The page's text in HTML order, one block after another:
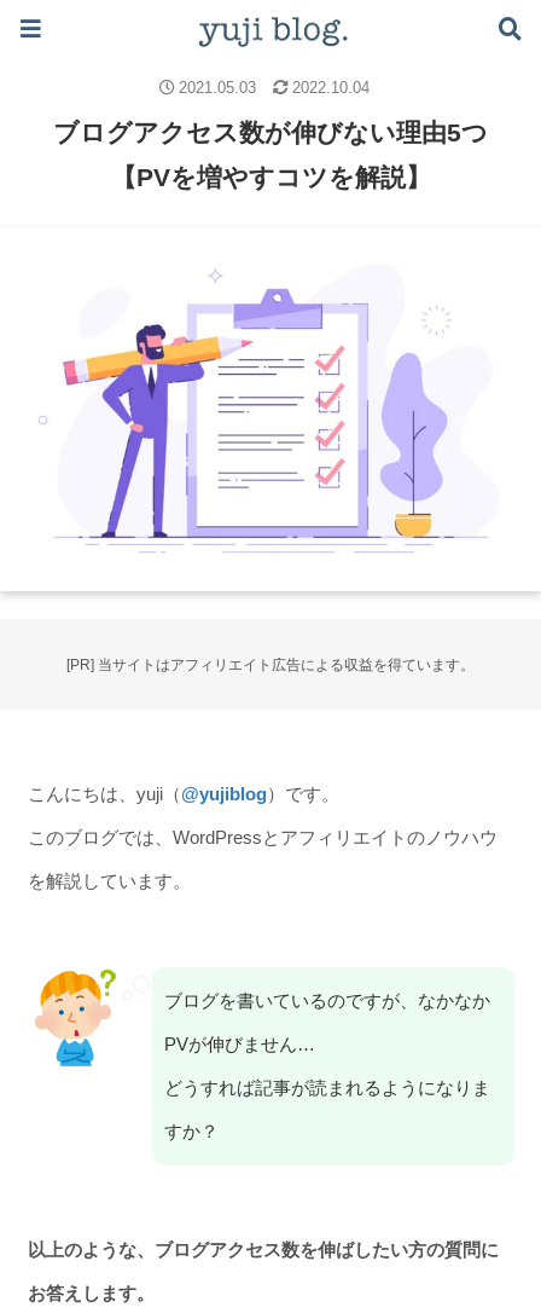
ブログの始め方 SEO
ブログアクセス数が伸びない理由5つ
【PVを増やすコツを解説】
2021.05.03 2022.10.04
[PR] 当サイトはアフィリエイト広告による収益を得ています。
こんにちは、yuji（@yujiblog）です。
このブログでは、WordPressとアフィリエイトのノウハウ
を解説しています。
ブログを書いているのですが、なかなか
PVが伸びません…
どうすれば記事が読まれるようになりま
すか？
以上のような、ブログアクセス数を伸ばしたい方の質問に
お答えします。